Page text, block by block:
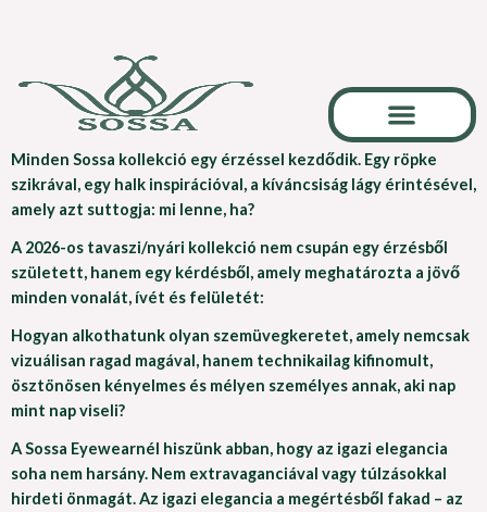
Minden Sossa kollekció egy érzéssel kezdődik. Egy röpke
szikrával, egy halk inspirációval, a kíváncsiság lágy érintésével,
amely azt suttogja: mi lenne, ha?
A 2026-os tavaszi/nyári kollekció nem csupán egy érzésből
született, hanem egy kérdésből, amely meghatározta a jövő
minden vonalát, ívét és felületét:
Hogyan alkothatunk olyan szemüvegkeretet, amely nemcsak
vizuálisan ragad magával, hanem technikailag kifinomult,
ösztönösen kényelmes és mélyen személyes annak, aki nap
mint nap viseli?
A Sossa Eyewearnél hiszünk abban, hogy az igazi elegancia
soha nem harsány. Nem extravaganciával vagy túlzásokkal
hirdeti önmagát. Az igazi elegancia a megértésből fakad – az